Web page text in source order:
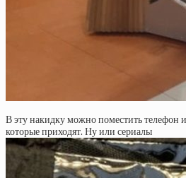
В эту накидку можно поместить телефон
которые приходят. Ну или сериалы